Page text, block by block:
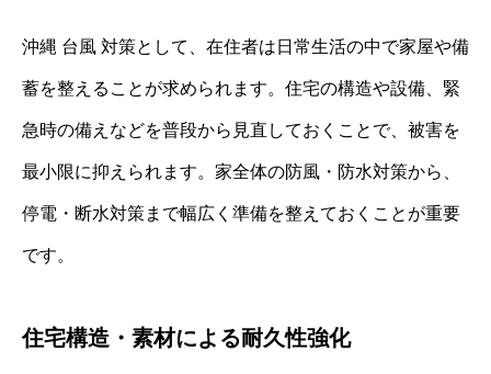
沖縄 台風 対策として、在住者は日常生活の中で家屋や備
蓄を整えることが求められます。住宅の構造や設備、緊
急時の備えなどを普段から見直しておくことで、被害を
最小限に抑えられます。家全体の防風・防水対策から、
停電・断水対策まで幅広く準備を整えておくことが重要
です。
住宅構造・素材による耐久性強化